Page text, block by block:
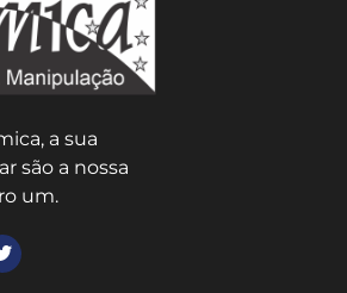
a sua
são a nossa
um.